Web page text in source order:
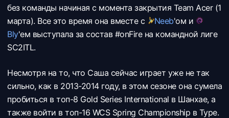
без команды начиная с момента закрытия Team Acer (1
марта). Все это время она вместе с
Neeb'ом и
Bly'ем выступала за состав #onFire на командной лиге
SC2ITL.
Несмотря на то, что Саша сейчас играет уже не так
сильно, как в 2013-2014 году, в этом сезоне она сумела
пробиться в топ-8 Gold Series International в Шанхае, а
также войти в топ-16 WCS Spring Championship в Туре.